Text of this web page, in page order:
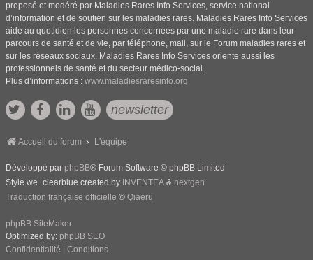
proposé et modéré par Maladies Rares Info Services, service national
d’information et de soutien sur les maladies rares. Maladies Rares Info Services
aide au quotidien les personnes concernées par une maladie rare dans leur
parcours de santé et de vie, par téléphone, mail, sur le Forum maladies rares et
sur les réseaux sociaux. Maladies Rares Info Services oriente aussi les
professionnels de santé et du secteur médico-social.
Plus d’informations : www.maladiesraresinfo.org
newsletter
Accueil du forum L'équipe
Développé par phpBB® Forum Software © phpBB Limited
Style we_clearblue created by INVENTEA & nextgen
Traduction française officielle © Qiaeru
phpBB SiteMaker
Optimized by: phpBB SEO
Confidentialité
Conditions